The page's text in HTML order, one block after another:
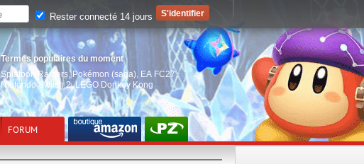
Termes populaires du moment
Splatoon Raiders, Pokémon (saga) EA FC27,
Nintendo Switch 2,LEGO Donkey Kong
FORUM
Rester connecté 14 jours